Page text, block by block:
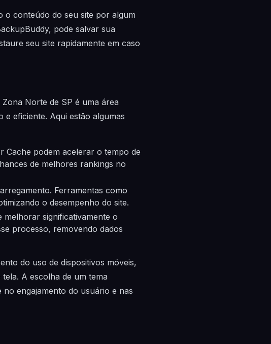
o conteúdo do seu site por algum
pode salvar sua
seu site rapidamente em caso
Norte de SP é uma área
eficiente. Aqui estão algumas
Cache podem acelerar o tempo de
de melhores rankings no
Ferramentas como
o desempenho do site.
significativamente o
processo, removendo dados
do uso de dispositivos móveis,
A escolha de um tema
engajamento do usuário e nas